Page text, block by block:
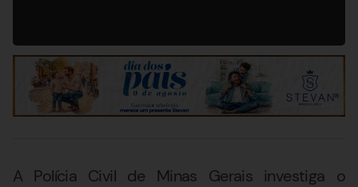
A Polícia Civil de Minas Gerais investiga o